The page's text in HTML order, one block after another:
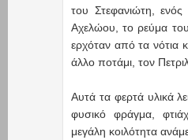
του Στεφανιώτη,
Αχελώου, το ρεύμα
ερχόταν από τα νότια
άλλο ποτάμι, τον
Αυτά τα φερτά υλικά
φυσικό φράγμα,
μεγάλη κοιλότητα